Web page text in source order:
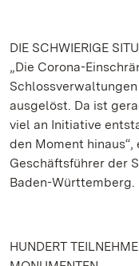
DIE SCHWIERIGE
„Die Corona-
ausgelöst. Da ist
viel an Initiative
den Moment
Geschäftsführer der
Baden-Württemberg.
HUNDERT